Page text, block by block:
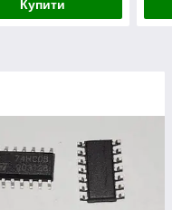
Купити